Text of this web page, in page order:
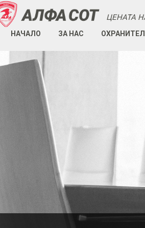
ЦЕНАТА
НАЧАЛО ЗА НАС